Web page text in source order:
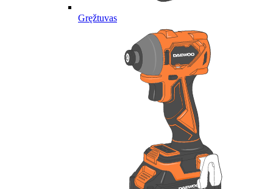
Gręžtuvas